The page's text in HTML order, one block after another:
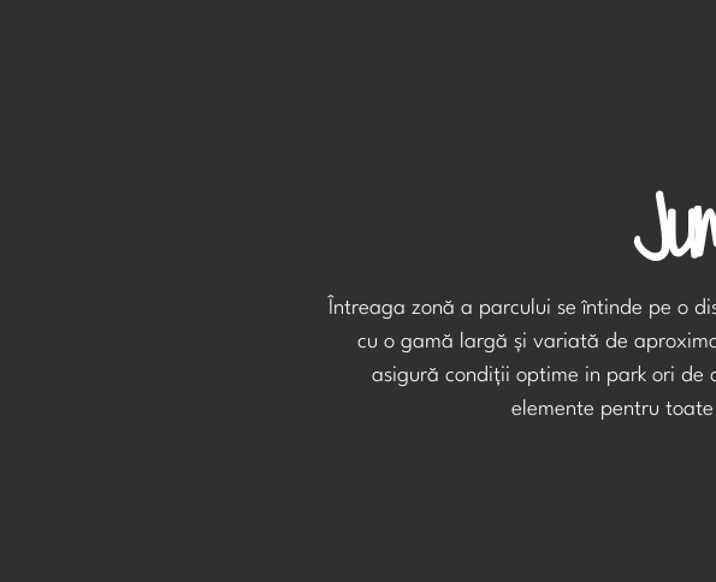
Întreaga zonă a parcului se întinde pe o
cu o gamă largă și variată de
asigură condiții optime in park ori de
elemente pentru